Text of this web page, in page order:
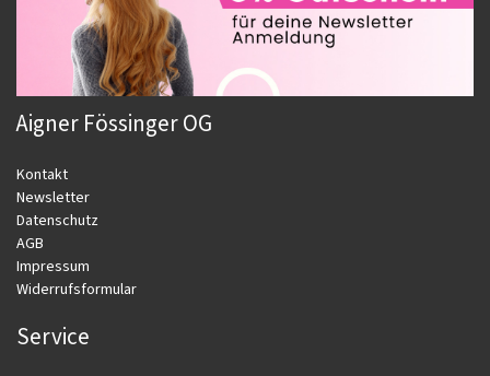
Aigner Fössinger OG
Kontakt
Newsletter
Datenschutz
AGB
Impressum
Widerrufsformular
Service